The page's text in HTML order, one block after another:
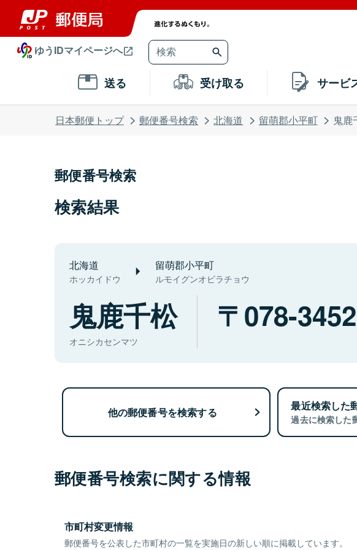
ゆうIDマイページへ
送る 受け取る サービ
日本郵便トップ 郵便番号検索 北海道 留萌郡小平町 鬼鹿
郵便番号検索
検索結果
北海道
ホッカイドウ
留萌郡小平町
ルモイグンオビラチョウ
鬼鹿千松
オニシカセンマツ
078-3452
他の郵便番号を検索する 最近検索した
過去に検索した
郵便番号検索に関する情報
市町村変更情報
郵便番号を公表した市町村の一覧を実施日の新しい順に掲載しています。